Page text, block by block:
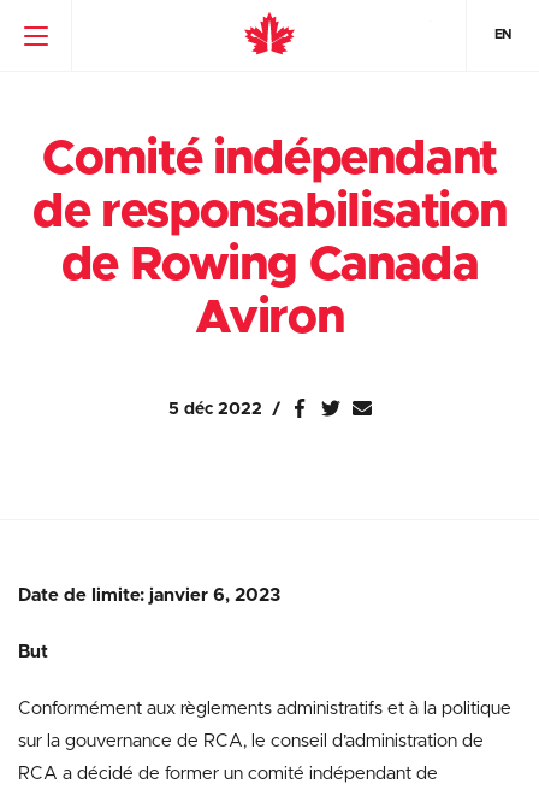
EN
Comité indépendant
de responsabilisation
de Rowing Canada
Aviron
5 déc 2022
Date de limite: janvier 6, 2023
But
Conformément aux règlements administratifs et à la politique
sur la gouvernance de RCA, le conseil d’administration de
RCA a décidé de former un comité indépendant de